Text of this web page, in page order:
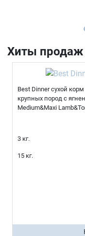
Хиты продаж
Best Dinner сухой
крупных пород с
Medium&Maxi
3 кг.
15 кг.
Продолжить
Оформить
Телефон
E-mail